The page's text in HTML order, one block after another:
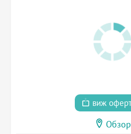
виж
Обзор